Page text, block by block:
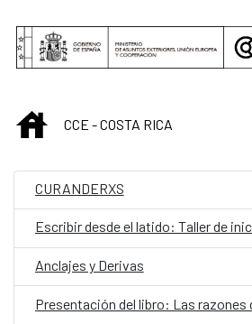
INICIO
CCE - COSTA RICA
CURANDERXS
Anclajes y Derivas
Presentación del libro: Las razones